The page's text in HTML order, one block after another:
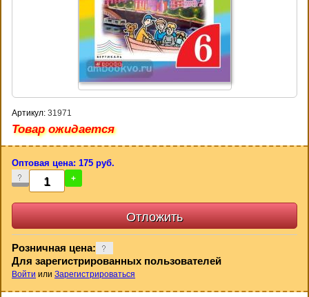
Артикул: 31971
Товар ожидается
Оптовая цена: 175 руб.
- +
Розничная цена:
Для зарегистрированных пользователей
Войти или Зарегистрироваться